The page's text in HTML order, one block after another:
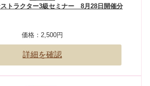
ストラクター3級セミナー 8月28日開催分
価格： 2,500円
詳細を確認